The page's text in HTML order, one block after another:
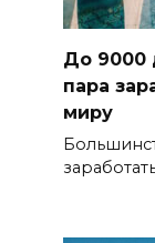
До 9000
пара
миру